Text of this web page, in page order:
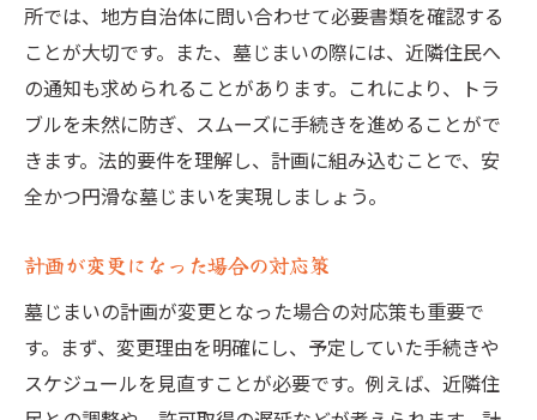
所では、地方自治体に問い合わせて必要書類を確認する
ことが大切です。また、墓じまいの際には、近隣住民へ
の通知も求められることがあります。これにより、トラ
ブルを未然に防ぎ、スムーズに手続きを進めることがで
きます。法的要件を理解し、計画に組み込むことで、安
全かつ円滑な墓じまいを実現しましょう。
計画が変更になった場合の対応策
墓じまいの計画が変更となった場合の対応策も重要で
す。まず、変更理由を明確にし、予定していた手続きや
スケジュールを見直すことが必要です。例えば、近隣住